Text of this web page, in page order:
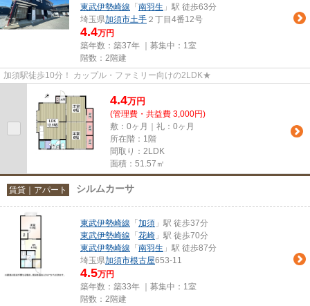
東武伊勢崎線 「 南羽生 」駅 徒歩63分
埼玉県加須市土手 ２丁目4番12号
4.4万円
築年数：築37年 ｜募集中： 1室
階数：2階建
加須駅徒歩10分！ カップル・ファミリー向けの2LDK★
4.4万円
(管理費・共益費 3,000円)
敷：0ヶ月｜礼：0ヶ月
所在階：1階
間取り：2LDK
面積：51.57㎡
賃貸｜アパート シルムカーサ
東武伊勢崎線 「 加須 」駅 徒歩37分
東武伊勢崎線 「 花崎 」駅 徒歩70分
東武伊勢崎線 「 南羽生 」駅 徒歩87分
埼玉県加須市根古屋653-11
4.5万円
築年数：築33年 ｜募集中： 1室
階数：2階建